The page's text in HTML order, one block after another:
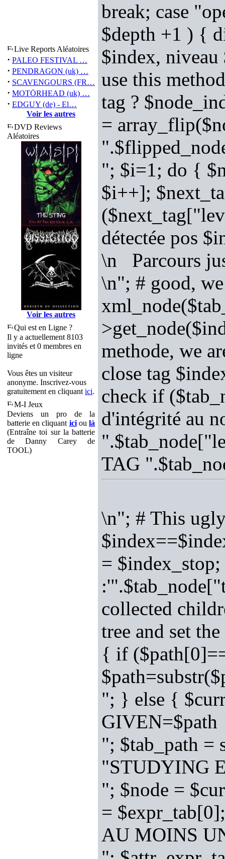
Live Reports Aléatoires
· PALEO FESTIVAL …
· PENDRAGON (uk) …
· SCAVENGOURS (FR…
· MOTÖRHEAD (uk) …
· EDGUY (de) - El…
Voir les autres
DVD Reviews
Aléatoires
Voir les autres
Qui est en Ligne ?
Il y a actuellement 8103
invités et 0 membres en
ligne
Vous êtes un visiteur
anonyme. Inscrivez-vous
gratuitement en cliquant ici.
M-I Jeux
Deviens un pro de la
batterie en cliquant icioulà
(Entraîne toi sur la batterie
de Danny Carey de
TOOL)
break; case
$depth +1 ) {
$index,
use this
tag ?
=
"; $i=1; do {
$i++];
détectée pos
\n Parcours
\n"; # good,
methode, we
close tag
check if
d'intégrité au
TAG
\n"; # This ugly
=
collected
tree and set
{ if
"; } else {
GIVEN=$path
"; $tab_path =
"STUDYING
"; $node =
=
AU MOINS